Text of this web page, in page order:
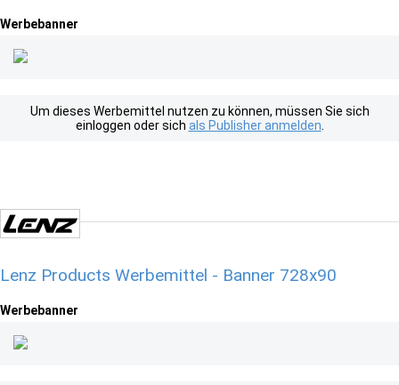
Werbebanner
Um dieses Werbemittel nutzen zu können, müssen Sie sich
einloggen oder sich als Publisher anmelden
Lenz Products Werbemittel - Banner 728x90
Werbebanner